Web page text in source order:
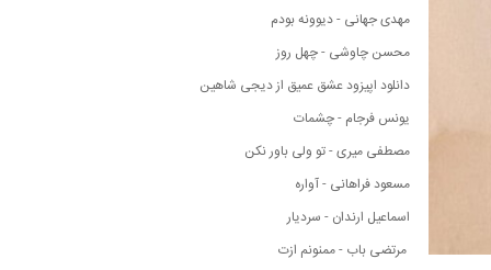
مهدی جهانی - دیوونه بودم
محسن چاوشی - چهل روز
دانلود اپیزود عشق عمیق از دیجی شاهین
یونس فرجام - چشمات
مصطفی میری - تو ولی باور نکن
مسعود فراهانی - آواره
اسماعیل ارندان - سردیار
مرتضی باب - ممنونم ازت